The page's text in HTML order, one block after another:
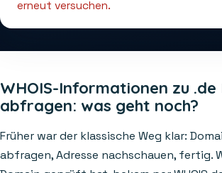
erneut versuchen.
WHOIS-Informationen zu .de
abfragen: was geht noch?
Früher war der klassische Weg klar:
abfragen, Adresse nachschauen, fertig.